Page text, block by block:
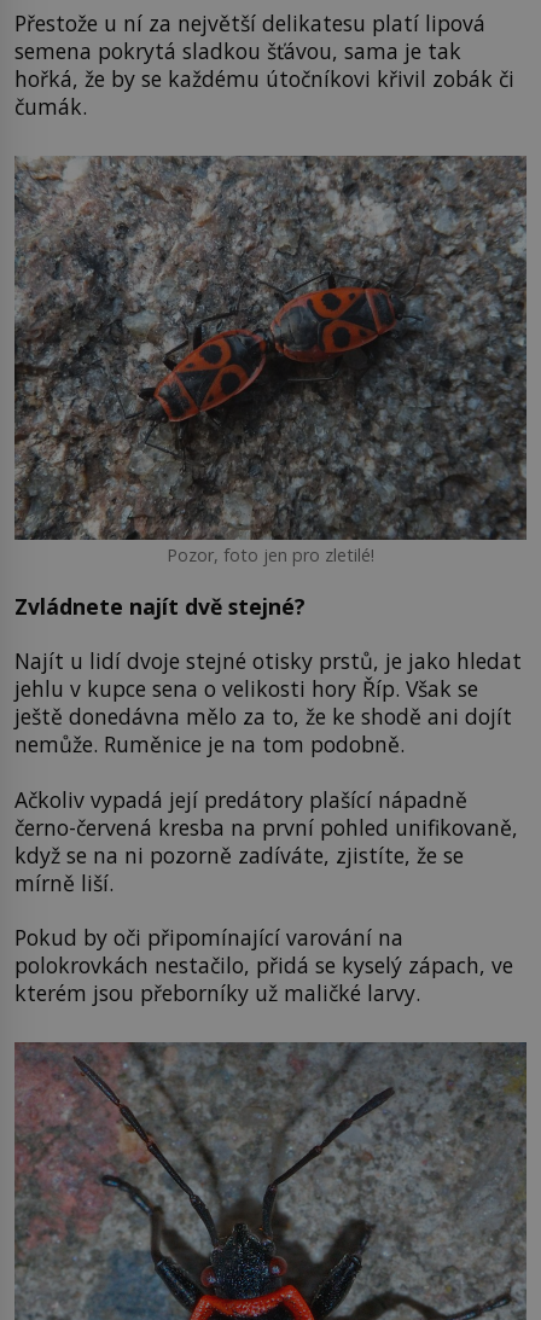
Přestože u ní za největší delikatesu platí lipová
semena pokrytá sladkou šťávou, sama je tak
hořká, že by se každému útočníkovi křivil zobák či
čumák.
Pozor, foto jen pro zletilé!
Zvládnete najít dvě stejné?
Najít u lidí dvoje stejné otisky prstů, je jako hledat
jehlu v kupce sena o velikosti hory Říp. Však se
ještě donedávna mělo za to, že ke shodě ani dojít
nemůže. Ruměnice je na tom podobně.
Ačkoliv vypadá její predátory plašící nápadně
černo-červená kresba na první pohled unifikovaně,
když se na ni pozorně zadíváte, zjistíte, že se
mírně liší.
Pokud by oči připomínající varování na
polokrovkách nestačilo, přidá se kyselý zápach, ve
kterém jsou přeborníky už maličké larvy.